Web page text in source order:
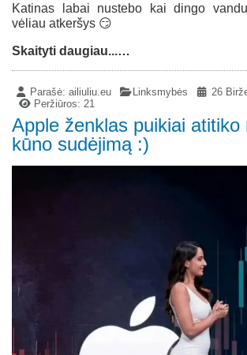
Katinas labai nustebo kai dingo
vėliau atkeršys 😏
Skaityti daugiau...…
Parašė:ailiuliu.eu Linksmybės
26
Peržiūros: 21
Apple ženklas puikiai atitiko
kūno sudėjimą :)